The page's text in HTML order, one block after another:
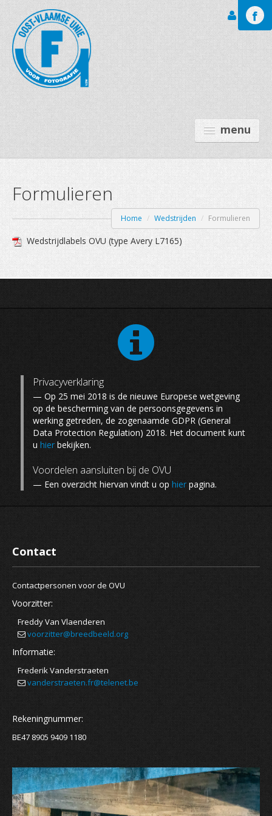
menu
GALERIJEN
OVU
WEDSTRIJDEN
DOCUMENTEN
Inloggen
Formulieren
Home / Wedstrijden / Formulieren
Wedstrijdlabels OVU (type Avery L7165)
Privacyverklaring
— Op 25 mei 2018 is de nieuwe Europese wetgeving
op de bescherming van de persoonsgegevens in
werking getreden, de zogenaamde GDPR (General
Data Protection Regulation) 2018. Het document kunt
u hier bekijken.
Voordelen aansluiten bij de OVU
— Een overzicht hiervan vindt u op hier pagina.
Contact
Contactpersonen voor de OVU
Voorzitter:
Freddy Van Vlaenderen
voorzitter@breedbeeld.org
Informatie:
Frederik Vanderstraeten
vanderstraeten.fr@telenet.be
Rekeningnummer:
BE47 8905 9409 1180